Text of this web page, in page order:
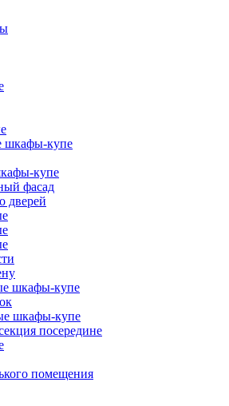
шкафы-купе
купе
фасад
дверей
шкафы-купе
шкафы-купе
посередине
помещения